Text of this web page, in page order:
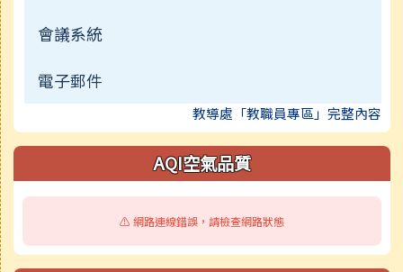
會議系統
電子郵件
教導處「教職員專區」完整內容
AQI空氣品質
⚠️ 網路連線錯誤，請檢查網路狀態